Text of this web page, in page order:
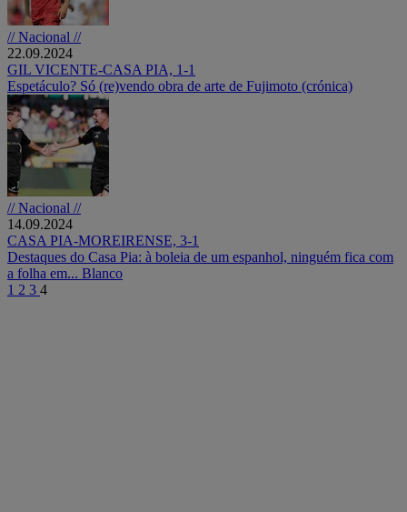
// Nacional //
22.09.2024
GIL VICENTE-CASA PIA, 1-1
Espetáculo? Só (re)vendo obra de arte de Fujimoto (crónica)
// Nacional //
14.09.2024
CASA PIA-MOREIRENSE, 3-1
Destaques do Casa Pia: à boleia de um espanhol, ninguém fica com
a folha em... Blanco
1 2 3 4